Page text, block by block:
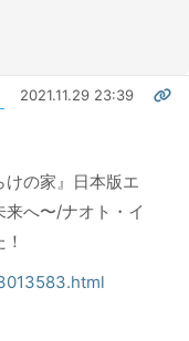
2021.11.29 23:39
の家』日本版エ
へ〜/ナオト・イ